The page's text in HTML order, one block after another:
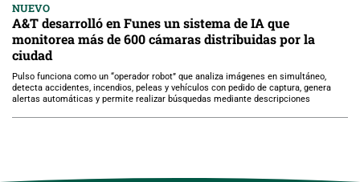
NUEVO
A&T desarrolló en Funes un sistema de IA que
monitorea más de 600 cámaras distribuidas por la
ciudad
Pulso funciona como un “operador robot” que analiza imágenes en simultáneo,
detecta accidentes, incendios, peleas y vehículos con pedido de captura, genera
alertas automáticas y permite realizar búsquedas mediante descripciones